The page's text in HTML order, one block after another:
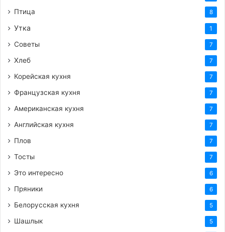
Птица 8
Утка 1
Советы 7
Хлеб 7
Корейская кухня 7
Французская кухня 7
Американская кухня 7
Английская кухня 7
Плов 7
Тосты 7
Это интересно 6
Пряники 6
Белорусская кухня 5
Шашлык 5